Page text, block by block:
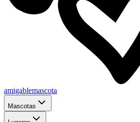
amigablemascota
Mascotas